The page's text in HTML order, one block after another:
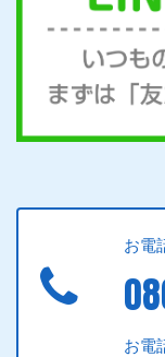
お電
お電